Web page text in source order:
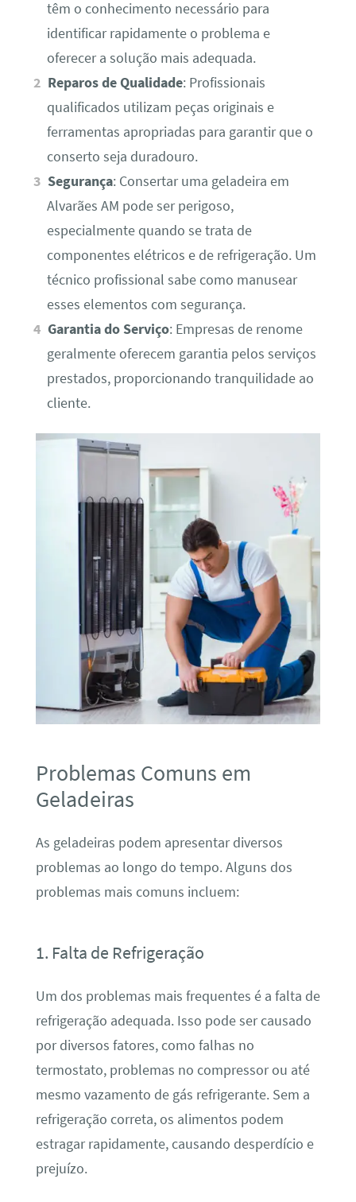
têm o conhecimento necessário para
identificar rapidamente o problema e
oferecer a solução mais adequada.
Reparos de Qualidade: Profissionais
qualificados utilizam peças originais e
ferramentas apropriadas para garantir que o
conserto seja duradouro.
Segurança: Consertar uma geladeira em
Alvarães AM pode ser perigoso,
especialmente quando se trata de
componentes elétricos e de refrigeração. Um
técnico profissional sabe como manusear
esses elementos com segurança.
Garantia do Serviço: Empresas de renome
geralmente oferecem garantia pelos serviços
prestados, proporcionando tranquilidade ao
cliente.
Problemas Comuns em
Geladeiras
As geladeiras podem apresentar diversos
problemas ao longo do tempo. Alguns dos
problemas mais comuns incluem:
1. Falta de Refrigeração
Um dos problemas mais frequentes é a falta de
refrigeração adequada. Isso pode ser causado
por diversos fatores, como falhas no
termostato, problemas no compressor ou até
mesmo vazamento de gás refrigerante. Sem a
refrigeração correta, os alimentos podem
estragar rapidamente, causando desperdício e
prejuízo.